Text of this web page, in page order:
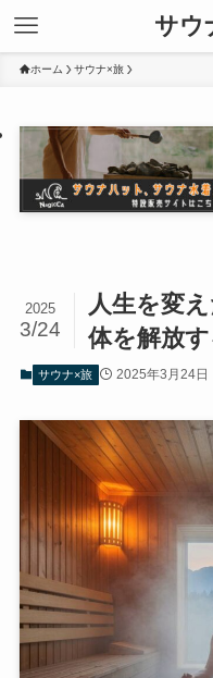
サウ
ホーム サウナ×旅
人生を変
体を解放
2025
3/24
サウナ×旅 2025年3月24日